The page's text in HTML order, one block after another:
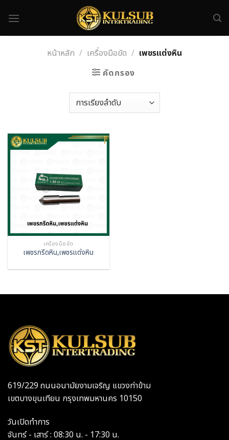
หน้าหลัก / เครื่องมือขัด / เพชรแต่งหิน
คัดกรอง
เครื่องมือขัด
เพชรกรีดหิน,เพชรแต่งหิน
619/229 ถนนอนามัยงามเจริญ แขวงท่าข้าม
เขตบางขุนเทียน กรุงเทพมหานคร 10150
วันเปิดทำการ
จันทร์ - เสาร์ : 08:30 น. - 17:30 น.